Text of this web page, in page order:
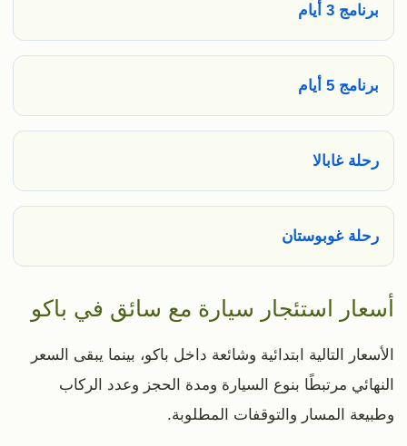
برنامج 3 أيام
برنامج 5 أيام
رحلة غابالا
رحلة غوبوستان
أسعار استئجار سيارة مع سائق في باكو
الأسعار التالية ابتدائية وشائعة داخل باكو، بينما يبقى السعر
النهائي مرتبطًا بنوع السيارة ومدة الحجز وعدد الركاب
وطبيعة المسار والتوقفات المطلوبة.